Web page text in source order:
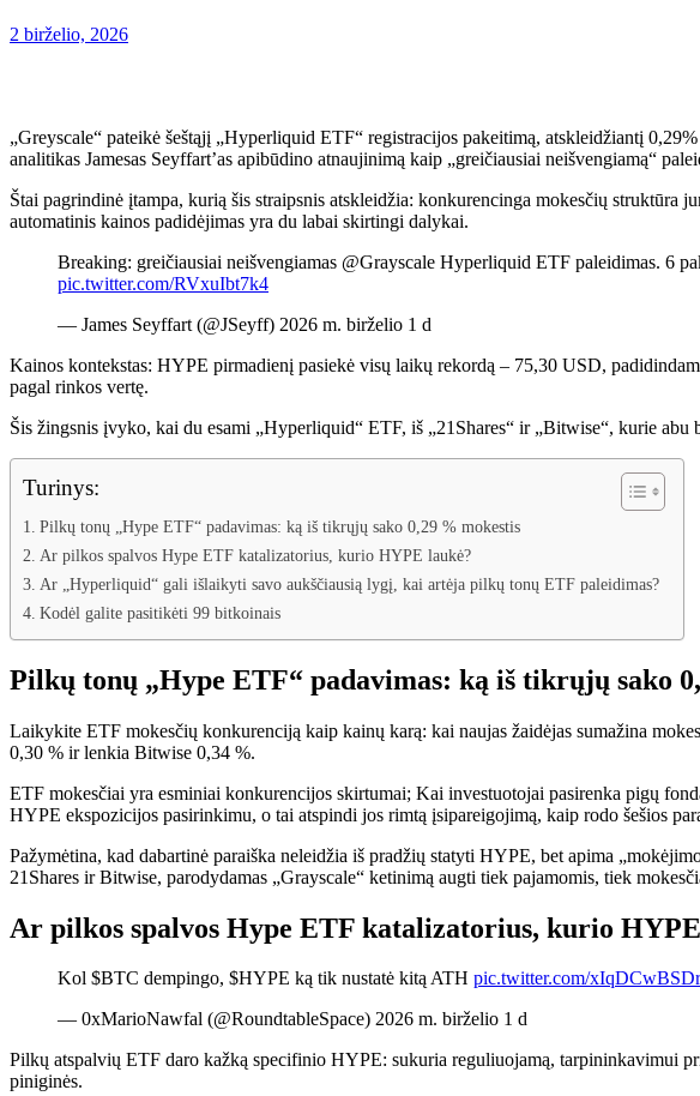
2 birželio, 2026
„Greyscale“ pateikė šeštąjį „Hyperliquid ETF“ registracijos pakeitimą, atskleidžiantį
analitikas Jamesas Seyffart’as apibūdino atnaujinimą kaip „greičiausiai neišvengiamą“
Štai pagrindinė įtampa, kurią šis straipsnis atskleidžia: konkurencinga mokesčių
automatinis kainos padidėjimas yra du labai skirtingi dalykai.
Breaking: greičiausiai neišvengiamas @Grayscale Hyperliquid ETF paleidimas. 6
pic.twitter.com/RVxuIbt7k4
— James Seyffart (@JSeyff) 2026 m. birželio 1 d
Kainos kontekstas: HYPE pirmadienį pasiekė visų laikų rekordą – 75,30 USD,
pagal rinkos vertę.
Šis žingsnis įvyko, kai du esami „Hyperliquid“ ETF, iš „21Shares“ ir „Bitwise“, kurie
Turinys:
Pilkų tonų „Hype ETF“ padavimas: ką iš tikrųjų sako 0,29 % mokestis
Ar pilkos spalvos Hype ETF katalizatorius, kurio HYPE laukė?
Ar „Hyperliquid“ gali išlaikyti savo aukščiausią lygį, kai artėja pilkų tonų ETF paleidimas?
Kodėl galite pasitikėti 99 bitkoinais
Pilkų tonų „Hype ETF“ padavimas: ką iš tikrųjų sako
Laikykite ETF mokesčių konkurenciją kaip kainų karą: kai naujas žaidėjas sumažina
0,30 % ir lenkia Bitwise 0,34 %.
ETF mokesčiai yra esminiai konkurencijos skirtumai; Kai investuotojai pasirenka pigų
HYPE ekspozicijos pasirinkimu, o tai atspindi jos rimtą įsipareigojimą, kaip rodo šešios
Pažymėtina, kad dabartinė paraiška neleidžia iš pradžių statyti HYPE, bet apima
21Shares ir Bitwise, parodydamas „Grayscale“ ketinimą augti tiek pajamomis, tiek
Ar pilkos spalvos Hype ETF katalizatorius, kurio
Kol $BTC dempingo, $HYPE ką tik nustatė kitą ATH pic.twitter.com/xIqDCwBSDr
— 0xMarioNawfal (@RoundtableSpace) 2026 m. birželio 1 d
Pilkų atspalvių ETF daro kažką specifinio HYPE: sukuria reguliuojamą, tarpininkavimui
piniginės.